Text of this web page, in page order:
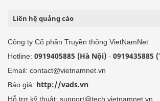
Liên hệ quảng cáo
Công ty Cổ phần Truyền thông VietNamNet
Hotline: 0919405885 (Hà Nội) - 0919435885
Email: contact@vietnamnet.vn
Báo giá: http://vads.vn
Hỗ trợ kỹ thuật: support@tech.vietnamnet.vn